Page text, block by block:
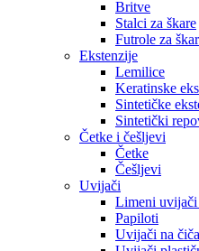
Britve
Stalci za škare
Futrole za
Ekstenzije
Lemilice
Keratinske
Sintetičke
Sintetički
Četke i češljevi
Četke
Češljevi
Uvijači
Limeni
Papiloti
Uvijači na